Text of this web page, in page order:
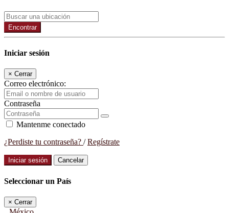
Encontrar
Iniciar sesión
× Cerrar
Correo electrónico:
Contraseña
Mantenme conectado
¿Perdiste tu contraseña? /Regístrate
Iniciar sesión Cancelar
Seleccionar un País
× Cerrar